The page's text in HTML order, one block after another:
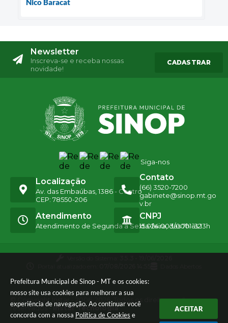
Prefeitura Municipal de Sinop - MT e os cookies:
nosso site usa cookies para melhorar a sua
experiência de navegação. Ao continuar você
concorda com a nossa Política de Cookies e
ACEITAR
Nico Baracat
Newsletter
Inscreva-se e receba nossas
novidade!
CADASTRAR
Siga-nos
Localização
Av. das Embaúbas, 1386 - Centro
CEP: 78550-206
Contato
(66) 3520-7200
gabinete@sinop.mt.go
v.br
Atendimento
Atendimento de Segunda a Sexta-feira, das 7h às 13h
CNPJ
15.024.003/0001-32
© Copyright Instar - 2006-2026. Todos os direitos
reservados - Instar Tecnologia